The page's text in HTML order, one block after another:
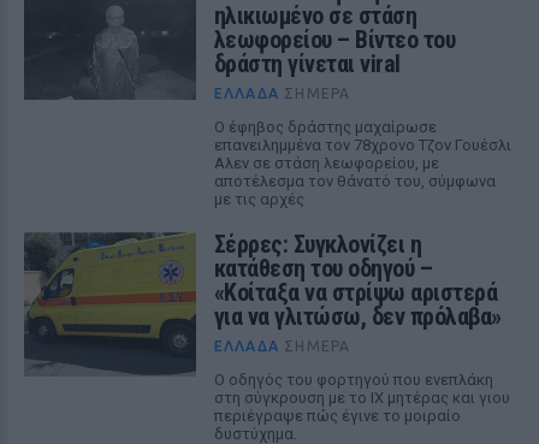
ηλικιωμένο σε στάση
λεωφορείου – Βίντεο του
δράστη γίνεται viral
ΕΛΛΆΔΑ ΣΉΜΕΡΑ
Ο έφηβος δράστης μαχαίρωσε
επανειλημμένα τον 78χρονο Τζον Γουέσλι
Αλεν σε στάση λεωφορείου, με
αποτέλεσμα τον θάνατό του, σύμφωνα
με τις αρχές
Σέρρες: Συγκλονίζει η
κατάθεση του οδηγού –
«Κοίταξα να στρίψω αριστερά
για να γλιτώσω, δεν πρόλαβα»
ΕΛΛΆΔΑ ΣΉΜΕΡΑ
Ο οδηγός του φορτηγού που ενεπλάκη
στη σύγκρουση με το ΙΧ μητέρας και γιου
περιέγραψε πώς έγινε το μοιραίο
δυστύχημα.